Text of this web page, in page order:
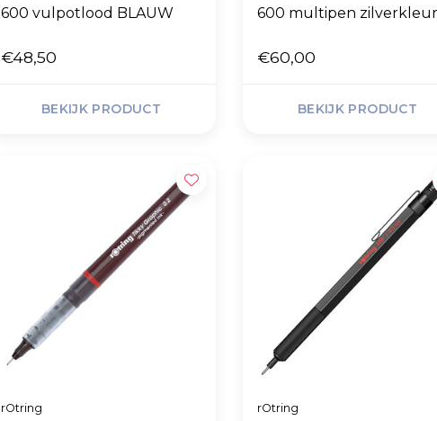
600 vulpotlood BLAUW
€48,50
BEKIJK PRODUCT
600 multipen zilverkleur
€60,00
BEKIJK PRODUCT
rOtring rOtring